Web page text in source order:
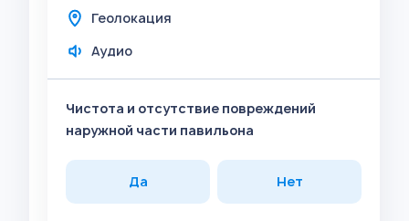
Геолокация
Аудио
Чистота и отсутствие повреждений
наружной части павильона
Да Нет